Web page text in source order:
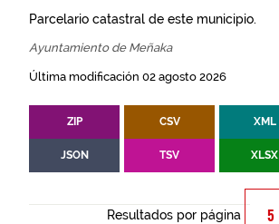
Parcelario catastral de este municipio.
Ayuntamiento de Meñaka
Última modificación 02 agosto 2026
ZIP CSV XML
JSON TSV XLSX
Resultados por página